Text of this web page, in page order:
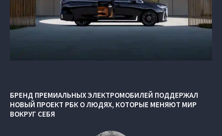
БРЕНД ПРЕМИАЛЬНЫХ ЭЛЕКТРОМОБИЛЕЙ ПОДДЕРЖАЛ
НОВЫЙ ПРОЕКТ РБК О ЛЮДЯХ, КОТОРЫЕ МЕНЯЮТ МИР
ВОКРУГ СЕБЯ